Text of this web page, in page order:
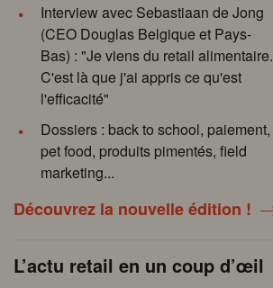
Interview avec Sebastiaan de Jong
(CEO Douglas Belgique et Pays-
Bas) : "Je viens du retail alimentaire.
C'est là que j'ai appris ce qu'est
l'efficacité"
Dossiers : back to school, paiement,
pet food, produits pimentés, field
marketing...
Découvrez la nouvelle édition !
L’actu retail en un coup d’œil